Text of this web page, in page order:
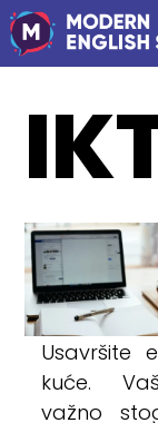
Usavršite
kuće.
važno